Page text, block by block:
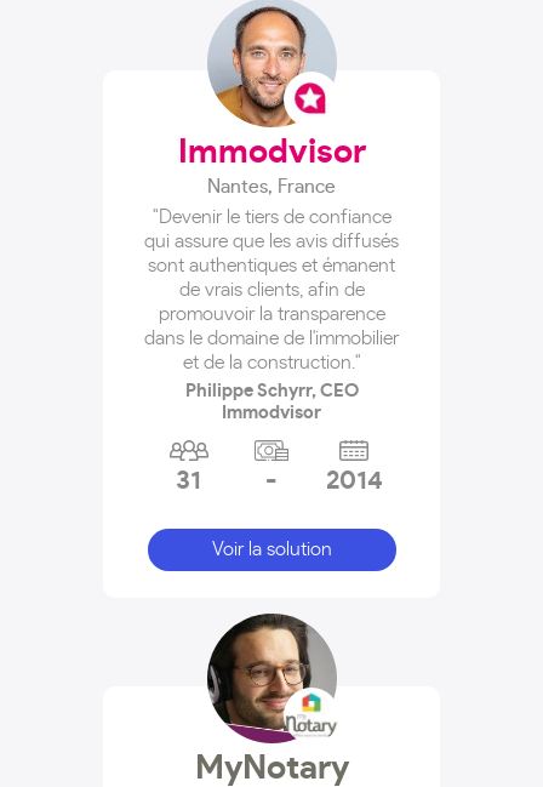
Immodvisor
Nantes, France
"Devenir le tiers de confiance
qui assure que les avis diffusés
sont authentiques et émanent
de vrais clients, afin de
promouvoir la transparence
dans le domaine de l'immobilier
et de la construction."
Philippe Schyrr, CEO
Immodvisor
31 - 2014
Voir la solution
MyNotary